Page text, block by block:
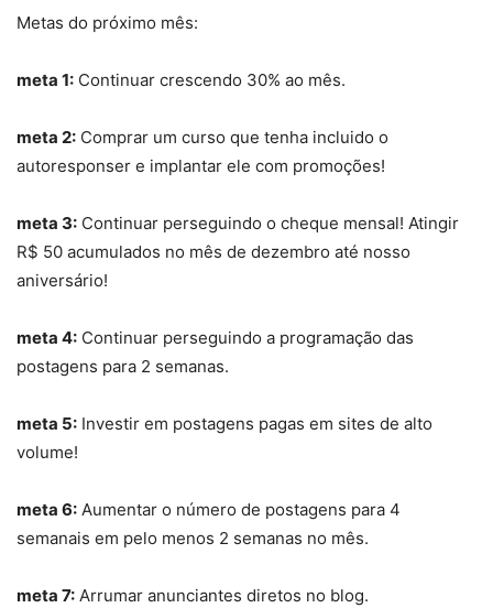
Metas do próximo mês:
meta 1: Continuar crescendo 30% ao mês.
meta 2: Comprar um curso que tenha incluido o
autoresponser e implantar ele com promoções!
meta 3: Continuar perseguindo o cheque mensal! Atingir
R$ 50 acumulados no mês de dezembro até nosso
aniversário!
meta 4: Continuar perseguindo a programação das
postagens para 2 semanas.
meta 5: Investir em postagens pagas em sites de alto
volume!
meta 6: Aumentar o número de postagens para 4
semanais em pelo menos 2 semanas no mês.
meta 7: Arrumar anunciantes diretos no blog.